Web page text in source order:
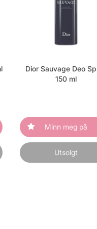
Dior Sauvage Deo
150 ml
Minn meg på
Utsolgt